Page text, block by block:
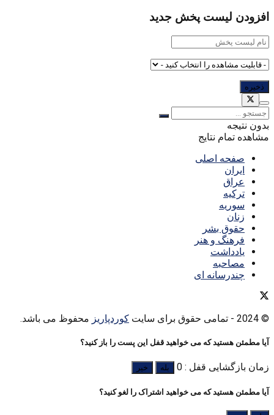
افزودن لیست پخش جدید
بدون نتیجه
مشاهده تمام نتایج
صفحه اصلی
ایران
عراق
ترکیه
سوریه
زنان
حقوق بشر
فرهنگ و هنر
یادداشت
مصاحبه
چندرسانه ای
© 2024 - تمامی حقوق برای سایت کوردپاریز محفوظ می باشد.
آیا مطمئن هستید که می خواهید قفل این پست را باز کنید؟
زمان بازگشایی قفل : 0 بله خیر
آیا مطمئن هستید که می خواهید اشتراک را لغو کنید؟